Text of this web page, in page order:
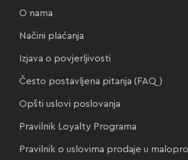
O nama
Načini plaćanja
Izjava o povjerljivosti
Često postavljena pitanja (FAQ)
Opšti uslovi poslovanja
Pravilnik Loyalty Programa
Pravilnik o uslovima prodaje u